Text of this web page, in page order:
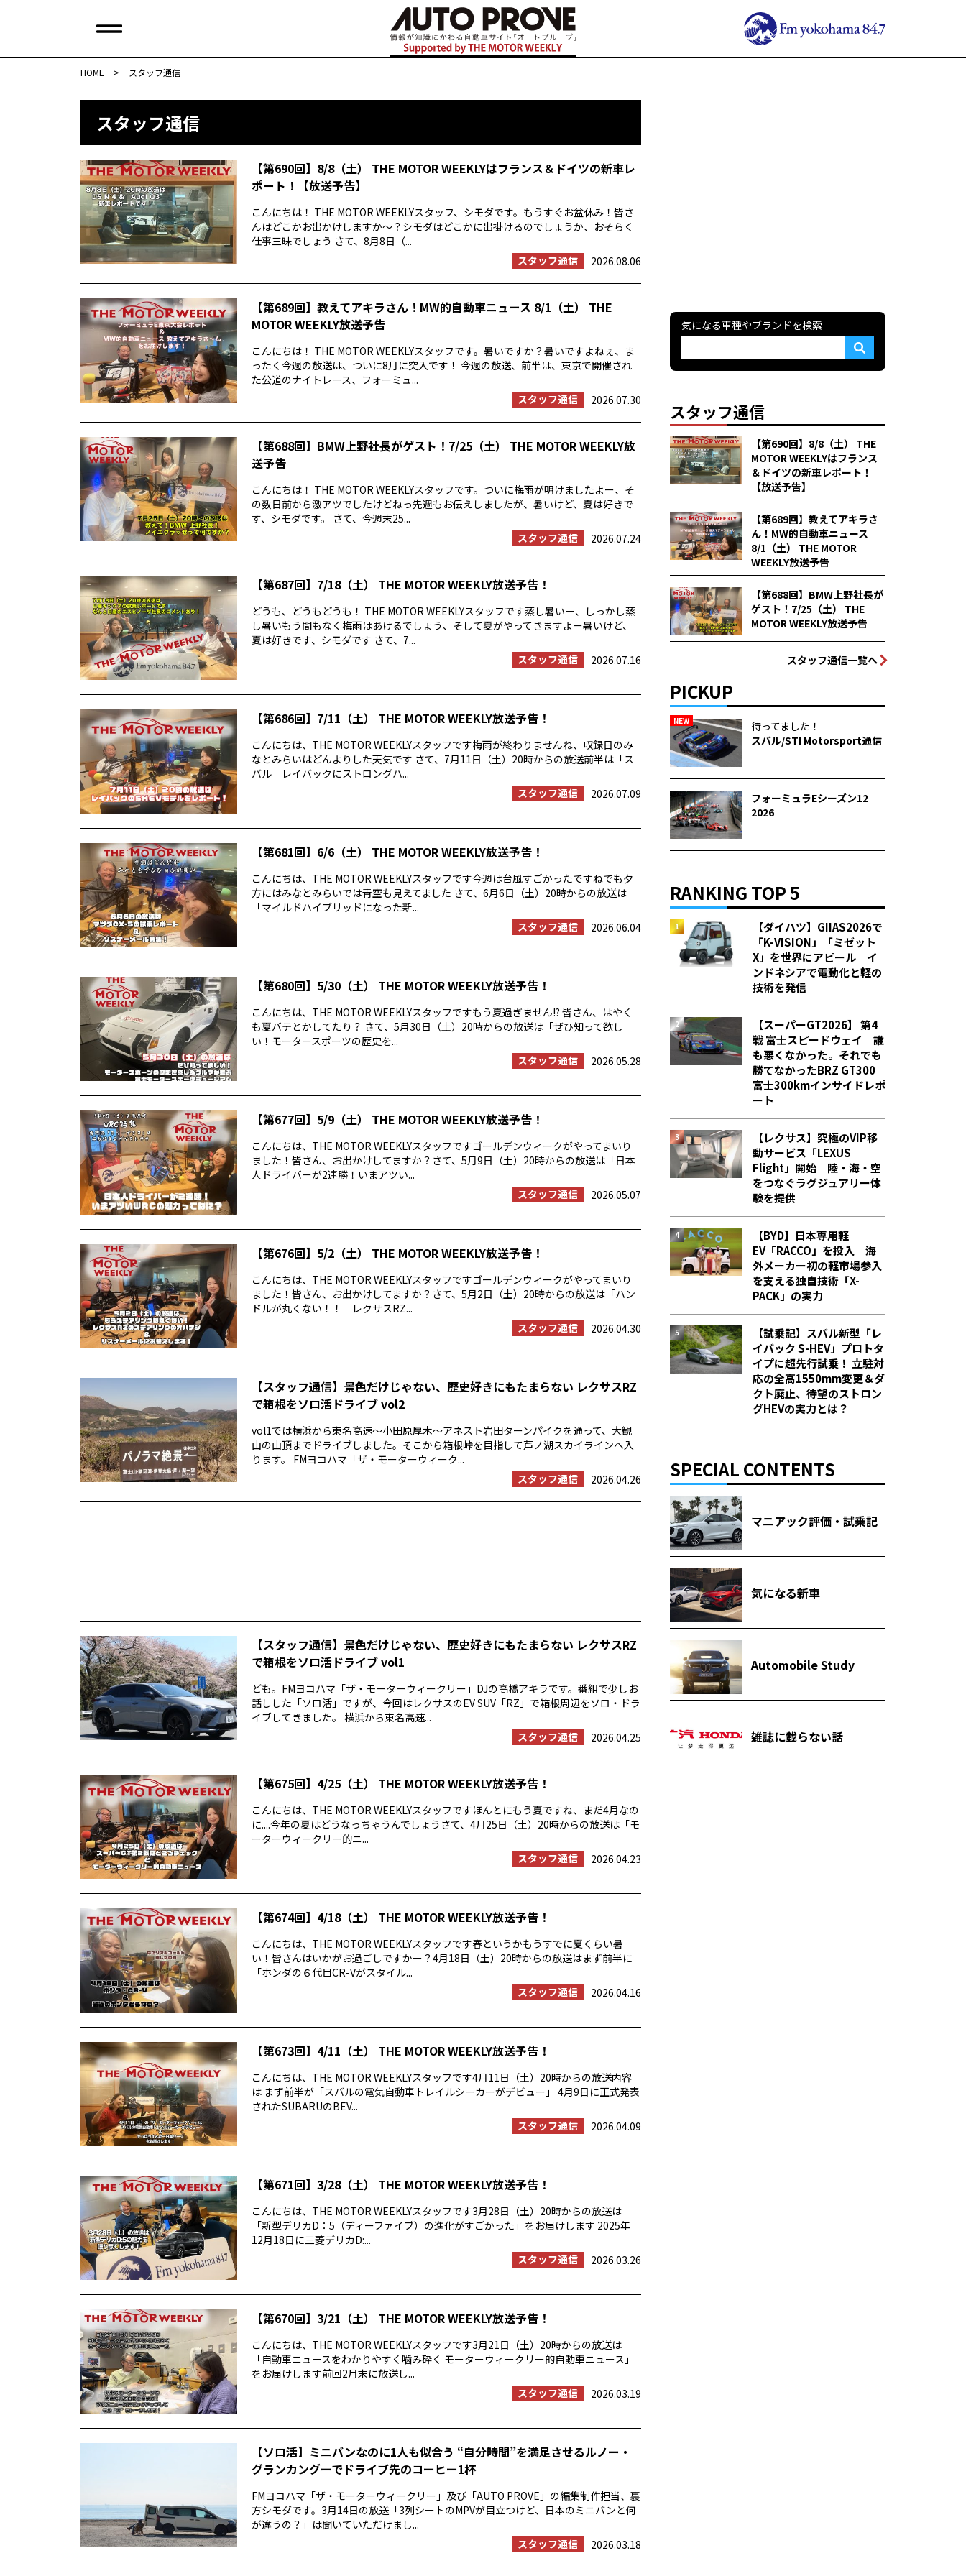
HOME > スタッフ通信
スタッフ通信
【第690回】8/8（土） THE MOTOR WEEKLYはフランス＆ドイツの新車レ
ポート！【放送予告】
こんにちは！ THE MOTOR WEEKLYスタッフ、シモダです。もうすぐお盆休み！皆さ
んはどこかお出かけしますか〜？シモダはどこかに出掛けるのでしょうか、おそらく
仕事三昧でしょう さて、8月8日（...
スタッフ通信
2026.08.06
【第689回】教えてアキラさん！MW的自動車ニュース 8/1（土） THE
MOTOR WEEKLY放送予告
こんにちは！ THE MOTOR WEEKLYスタッフです。暑いですか？暑いですよねぇ、ま
ったく今週の放送は、ついに8月に突入です！ 今週の放送、前半は、東京で開催され
た公道のナイトレース、フォーミュ...
スタッフ通信
2026.07.30
【第688回】BMW上野社長がゲスト！7/25（土） THE MOTOR WEEKLY放
送予告
こんにちは！ THE MOTOR WEEKLYスタッフです。ついに梅雨が明けましたよー、そ
の数日前から激アツでしたけどねっ先週もお伝えしましたが、暑いけど、夏は好きで
す、シモダです。 さて、今週末25...
スタッフ通信
2026.07.24
【第687回】7/18（土） THE MOTOR WEEKLY放送予告！
どうも、どうもどうも！ THE MOTOR WEEKLYスタッフです蒸し暑いー、しっかし蒸
し暑いもう間もなく梅雨はあけるでしょう、そして夏がやってきますよー暑いけど、
夏は好きです、シモダです さて、7...
スタッフ通信
2026.07.16
【第686回】7/11（土） THE MOTOR WEEKLY放送予告！
こんにちは、THE MOTOR WEEKLYスタッフです梅雨が終わりませんね、収録日のみ
なとみらいはどんよりした天気です さて、7月11日（土）20時からの放送前半は「ス
バル レイバックにストロングハ...
スタッフ通信
2026.07.09
【第681回】6/6（土） THE MOTOR WEEKLY放送予告！
こんにちは、THE MOTOR WEEKLYスタッフです今週は台風すごかったですねでも夕
方にはみなとみらいでは青空も見えてました さて、6月6日（土）20時からの放送は
「マイルドハイブリッドになった新...
スタッフ通信
2026.06.04
【第680回】5/30（土） THE MOTOR WEEKLY放送予告！
こんにちは、THE MOTOR WEEKLYスタッフですもう夏過ぎません!? 皆さん、はやく
も夏バテとかしてたり？ さて、5月30日（土）20時からの放送は「ぜひ知って欲し
い！モータースポーツの歴史を...
スタッフ通信
2026.05.28
【第677回】5/9（土） THE MOTOR WEEKLY放送予告！
こんにちは、THE MOTOR WEEKLYスタッフですゴールデンウィークがやってまいり
ました！皆さん、お出かけしてますか？さて、5月9日（土）20時からの放送は「日本
人ドライバーが2連勝！いまアツい...
スタッフ通信
2026.05.07
【第676回】5/2（土） THE MOTOR WEEKLY放送予告！
こんにちは、THE MOTOR WEEKLYスタッフですゴールデンウィークがやってまいり
ました！皆さん、お出かけしてますか？さて、5月2日（土）20時からの放送は「ハン
ドルが丸くない！！ レクサスRZ...
スタッフ通信
2026.04.30
【スタッフ通信】景色だけじゃない、歴史好きにもたまらない レクサスRZ
で箱根をソロ活ドライブ vol2
vol1では横浜から東名高速〜小田原厚木〜アネスト岩田ターンパイクを通って、大観
山の山頂までドライブしました。そこから箱根峠を目指して芦ノ湖スカイラインへ入
ります。 FMヨコハマ「ザ・モーターウィーク...
スタッフ通信
2026.04.26
【スタッフ通信】景色だけじゃない、歴史好きにもたまらない レクサスRZ
で箱根をソロ活ドライブ vol1
ども。FMヨコハマ「ザ・モーターウィークリー」DJの高橋アキラです。番組で少しお
話しした「ソロ活」ですが、今回はレクサスのEV SUV「RZ」で箱根周辺をソロ・ドラ
イブしてきました。 横浜から東名高速...
スタッフ通信
2026.04.25
【第675回】4/25（土） THE MOTOR WEEKLY放送予告！
こんにちは、THE MOTOR WEEKLYスタッフですほんとにもう夏ですね、まだ4月なの
に....今年の夏はどうなっちゃうんでしょうさて、4月25日（土）20時からの放送は「モ
ーターウィークリー的ニ...
スタッフ通信
2026.04.23
【第674回】4/18（土） THE MOTOR WEEKLY放送予告！
こんにちは、THE MOTOR WEEKLYスタッフです春というかもうすでに夏くらい暑
い！皆さんはいかがお過ごしですかー？4月18日（土）20時からの放送はまず前半に
「ホンダの６代目CR-Vがスタイル...
スタッフ通信
2026.04.16
【第673回】4/11（土） THE MOTOR WEEKLY放送予告！
こんにちは、THE MOTOR WEEKLYスタッフです4月11日（土）20時からの放送内容
は まず前半が「スバルの電気自動車トレイルシーカーがデビュー」 4月9日に正式発表
されたSUBARUのBEV...
スタッフ通信
2026.04.09
【第671回】3/28（土） THE MOTOR WEEKLY放送予告！
こんにちは、THE MOTOR WEEKLYスタッフです3月28日（土）20時からの放送は
「新型デリカD：5（ディーファイブ）の進化がすごかった」をお届けします 2025年
12月18日に三菱デリカD:...
スタッフ通信
2026.03.26
【第670回】3/21（土） THE MOTOR WEEKLY放送予告！
こんにちは、THE MOTOR WEEKLYスタッフです3月21日（土）20時からの放送は
「自動車ニュースをわかりやすく噛み砕く モーターウィークリー的自動車ニュース」
をお届けします前回2月末に放送し...
スタッフ通信
2026.03.19
【ソロ活】ミニバンなのに1人も似合う “自分時間”を満足させるルノー・
グランカングーでドライブ先のコーヒー1杯
FMヨコハマ「ザ・モーターウィークリー」及び「AUTO PROVE」の編集制作担当、裏
方シモダです。3月14日の放送「3列シートのMPVが目立つけど、日本のミニバンと何
が違うの？」は聞いていただけまし...
スタッフ通信
2026.03.18
気になる車種やブランドを検索
スタッフ通信
【第690回】8/8（土） THE
MOTOR WEEKLYはフランス
＆ドイツの新車レポート！
【放送予告】
【第689回】教えてアキラさ
ん！MW的自動車ニュース
8/1（土） THE MOTOR
WEEKLY放送予告
【第688回】BMW上野社長が
ゲスト！7/25（土） THE
MOTOR WEEKLY放送予告
スタッフ通信一覧へ
PICKUP
NEW
待ってました！
スバル/STI Motorsport通信
フォーミュラEシーズン12
2026
RANKING TOP 5
【ダイハツ】GIIAS2026で
「K-VISION」「ミゼット
X」を世界にアピール イ
ンドネシアで電動化と軽の
技術を発信
【スーパーGT2026】 第4
戦 富士スピードウェイ 誰
も悪くなかった。それでも
勝てなかった――BRZ GT300
富士300kmインサイドレポ
ート
【レクサス】究極のVIP移
動サービス「LEXUS
Flight」開始 陸・海・空
をつなぐラグジュアリー体
験を提供
【BYD】日本専用軽
EV「RACCO」を投入 海
外メーカー初の軽市場参入
を支える独自技術「X-
PACK」の実力
【試乗記】スバル新型「レ
イバック S-HEV」プロトタ
イプに超先行試乗！ 立駐対
応の全高1550mm変更＆ダ
クト廃止、待望のストロン
グHEVの実力とは？
SPECIAL CONTENTS
マニアック評価・試乗記
気になる新車
Automobile Study
雑誌に載らない話